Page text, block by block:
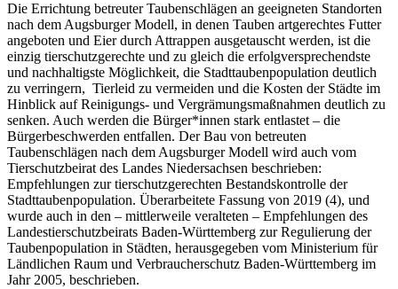
Die Errichtung betreuter Taubenschlägen an geeigneten Standorten
nach dem Augsburger Modell, in denen Tauben artgerechtes Futter
angeboten und Eier durch Attrappen ausgetauscht werden, ist die
einzig tierschutzgerechte und zu gleich die erfolgversprechendste
und nachhaltigste Möglichkeit, die Stadttaubenpopulation deutlich
zu verringern, Tierleid zu vermeiden und die Kosten der Städte im
Hinblick auf Reinigungs- und Vergrämungsmaßnahmen deutlich zu
senken. Auch werden die Bürger*innen stark entlastet – die
Bürgerbeschwerden entfallen. Der Bau von betreuten
Taubenschlägen nach dem Augsburger Modell wird auch vom
Tierschutzbeirat des Landes Niedersachsen beschrieben:
Empfehlungen zur tierschutzgerechten Bestandskontrolle der
Stadttaubenpopulation. Überarbeitete Fassung von 2019 (4), und
wurde auch in den – mittlerweile veralteten – Empfehlungen des
Landestierschutzbeirats Baden-Württemberg zur Regulierung der
Taubenpopulation in Städten, herausgegeben vom Ministerium für
Ländlichen Raum und Verbraucherschutz Baden-Württemberg im
Jahr 2005, beschrieben.